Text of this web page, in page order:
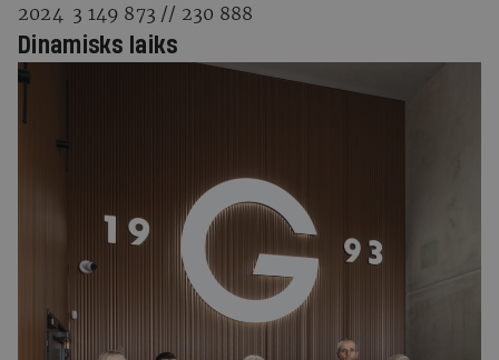
2024 3 149 873 // 230 888
Dinamisks laiks